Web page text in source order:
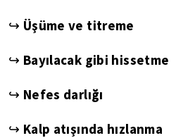
↪ Üşüme ve titreme
↪ Bayılacak gibi hissetme
↪ Nefes darlığı
↪ Kalp atışında hızlanma